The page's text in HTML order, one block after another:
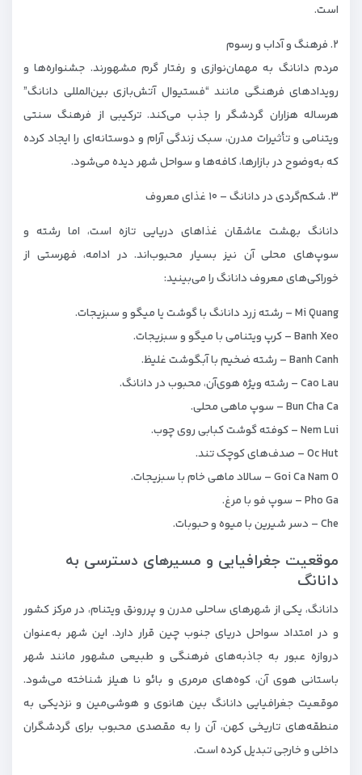
است.
۲. فرهنگ و آداب و رسوم
مردم دانانگ به مهمان‌نوازی و رفتار گرم مشهورند. جشنواره‌ها و
رویدادهای فرهنگی مانند “فستیوال آتش‌بازی بین‌المللی دانانگ”
هرساله هزاران گردشگر را جذب می‌کند. ترکیبی از فرهنگ سنتی
ویتنامی و تأثیرات مدرن، سبک زندگی آرام و دوستانه‌ای را ایجاد کرده
که به‌وضوح در بازارها، کافه‌ها و سواحل شهر دیده می‌شود.
۳. شکم‌گردی در دانانگ – ۱۰ غذای معروف
دانانگ بهشت عاشقان غذاهای دریایی تازه است، اما رشته و
سوپ‌های محلی آن نیز بسیار محبوب‌اند. در ادامه، فهرستی از
خوراکی‌های معروف دانانگ را می‌بینید:
Mi Quang – رشته زرد دانانگ با گوشت یا میگو و سبزیجات.
Banh Xeo – کرپ ویتنامی با میگو و سبزیجات.
Banh Canh – رشته ضخیم با آبگوشت غلیظ.
Cao Lau – رشته ویژه هوی‌آن، محبوب در دانانگ.
Bun Cha Ca – سوپ ماهی محلی.
Nem Lui – کوفته گوشت کبابی روی چوب.
Oc Hut – صدف‌های کوچک تند.
Goi Ca Nam O – سالاد ماهی خام با سبزیجات.
Pho Ga – سوپ فو با مرغ.
Che – دسر شیرین با میوه و حبوبات.
موقعیت جغرافیایی و مسیرهای دسترسی به
دانانگ
دانانگ، یکی از شهرهای ساحلی مدرن و پررونق ویتنام، در مرکز کشور
و در امتداد سواحل دریای جنوب چین قرار دارد. این شهر به‌عنوان
دروازه عبور به جاذبه‌های فرهنگی و طبیعی مشهور مانند شهر
باستانی هوی آن، کوه‌های مرمری و بائو نا هیلز شناخته می‌شود.
موقعیت جغرافیایی دانانگ بین هانوی و هو‌شی‌مین و نزدیکی به
منطقه‌های تاریخی کهن، آن را به مقصدی محبوب برای گردشگران
داخلی و خارجی تبدیل کرده است.